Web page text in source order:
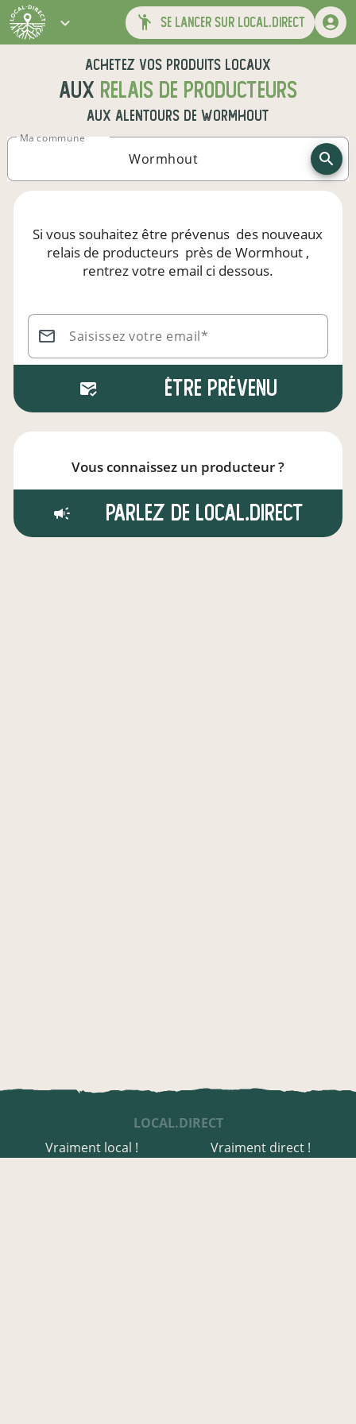
se lancer sur local.direct
Achetez vos produits locaux
aux relais de producteurs
aux alentours de Wormhout
Ma commune
Si vous souhaitez être prévenus des nouveaux
relais de producteurs près de Wormhout,
rentrez votre email ci dessous.
Saisissez votre email*
Être prévenu
Vous connaissez un producteur ?
Parlez de local.direct
LOCAL.DIRECT
Vraiment local !
Vraiment direct !